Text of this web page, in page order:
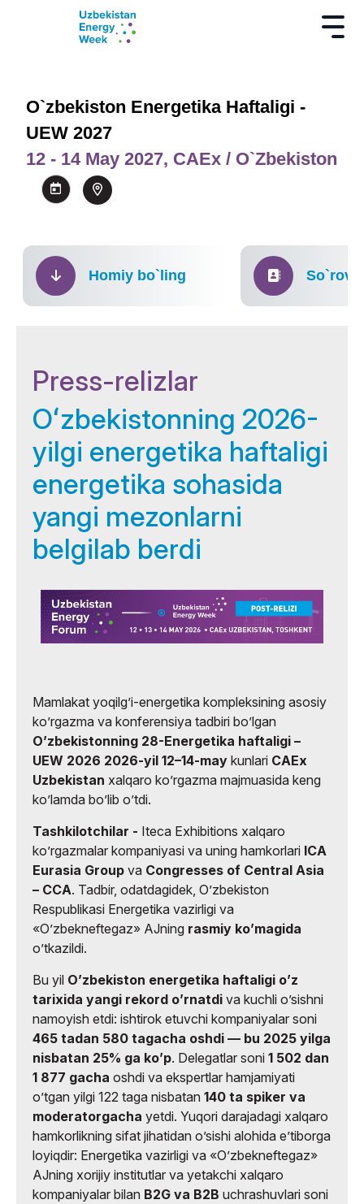
O`zbekiston Energetika Haftaligi -
UEW 2027
12 - 14 May 2027, CAEx / O`zbekiston
Homiy bo`ling So`rov
Press-relizlar
Oʻzbekistonning 2026-
yilgi energetika haftaligi
energetika sohasida
yangi mezonlarni
belgilab berdi
Mamlakat yoqilgʼi-energetika kompleksining asosiy
koʼrgazma va konferensiya tadbiri boʼlgan
Oʼzbekistonning 28-Energetika haftaligi –
UEW 2026 2026-yil 12–14-may kunlari CAEx
Uzbekistan xalqaro koʼrgazma majmuasida keng
koʼlamda boʼlib oʼtdi.
Tashkilotchilar - Iteca Exhibitions xalqaro
koʼrgazmalar kompaniyasi va uning hamkorlari ICA
Eurasia Group va Congresses of Central Asia
– CCA. Tadbir, odatdagidek, Oʼzbekiston
Respublikasi Energetika vazirligi va
«Oʼzbekneftegaz» AJning rasmiy koʼmagida
oʼtkazildi.
Bu yil Oʼzbekiston energetika haftaligi oʼz
tarixida yangi rekord oʼrnatdi va kuchli oʼsishni
namoyish etdi: ishtirok etuvchi kompaniyalar soni
465 tadan 580 tagacha oshdi — bu 2025 yilga
nisbatan 25% ga koʼp. Delegatlar soni 1 502 dan
1 877 gacha oshdi va ekspertlar hamjamiyati
oʼtgan yilgi 122 taga nisbatan 140 ta spiker va
moderatorgacha yetdi. Yuqori darajadagi xalqaro
hamkorlikning sifat jihatidan oʼsishi alohida eʼtiborga
loyiqdir: Energetika vazirligi va «Oʼzbekneftegaz»
AJning xorijiy institutlar va yetakchi xalqaro
kompaniyalar bilan B2G va B2B uchrashuvlari soni